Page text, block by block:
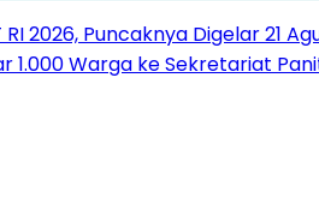
2026, Puncaknya Digelar 21
1.000 Warga ke Sekretariat